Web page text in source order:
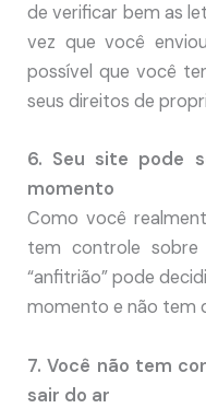
de verificar bem as
vez que você
possível que você
seus direitos de
6. Seu site pode
momento
Como você
tem controle
“anfitrião” pode
momento e não tem
7. Você não tem
sair do ar